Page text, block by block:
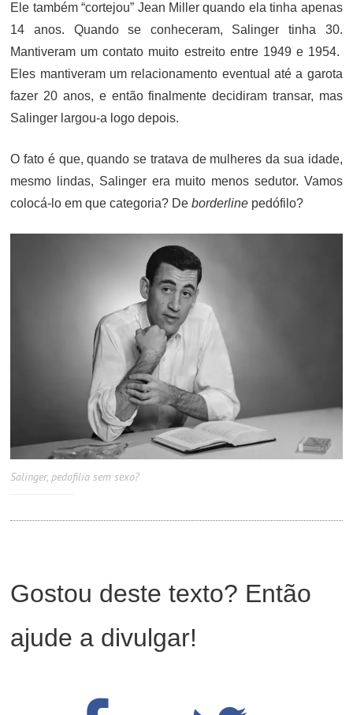
Ele também “cortejou” Jean Miller quando ela tinha apenas
14 anos. Quando se conheceram, Salinger tinha 30.
Mantiveram um contato muito estreito entre 1949 e 1954.
Eles mantiveram um relacionamento eventual até a garota
fazer 20 anos, e então finalmente decidiram transar, mas
Salinger largou-a logo depois.
O fato é que, quando se tratava de mulheres da sua idade,
mesmo lindas, Salinger era muito menos sedutor. Vamos
colocá-lo em que categoria? Deborderline pedófilo?
Salinger, pedofilia sem sexo?
Gostou deste texto? Então
ajude a divulgar!